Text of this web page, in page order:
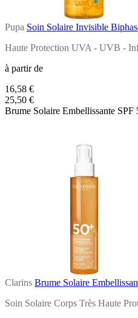
Pupa Soin Solaire Invisible
Haute Protection UVA - UVB -
à partir de
16,58 €
25,50 €
Brume Solaire Embellissante SPF
Clarins Brume Solaire
Soin Solaire Corps Très Haute